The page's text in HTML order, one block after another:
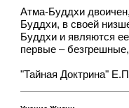
Атма-Буддхи
Буддхи, в своей
Буддхи и являются
первые –
"Тайная Доктрина"